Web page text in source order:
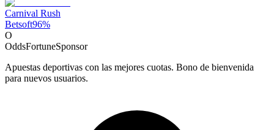
Carnival Rush
Betsoft96%
O
OddsFortuneSponsor
Apuestas deportivas con las mejores cuotas. Bono de bienvenida
para nuevos usuarios.